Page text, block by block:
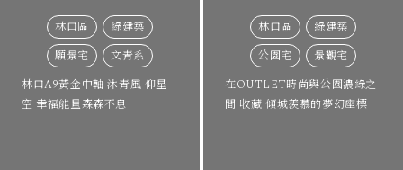
林口區
綠建築
願景宅
文青系
林口A9黃金中軸 沐青風 仰星
空 幸福能量森森不息
林口區
綠建築
公園宅
景觀宅
在OUTLET時尚與公園濃綠之
間 收藏 傾城羨慕的夢幻座標